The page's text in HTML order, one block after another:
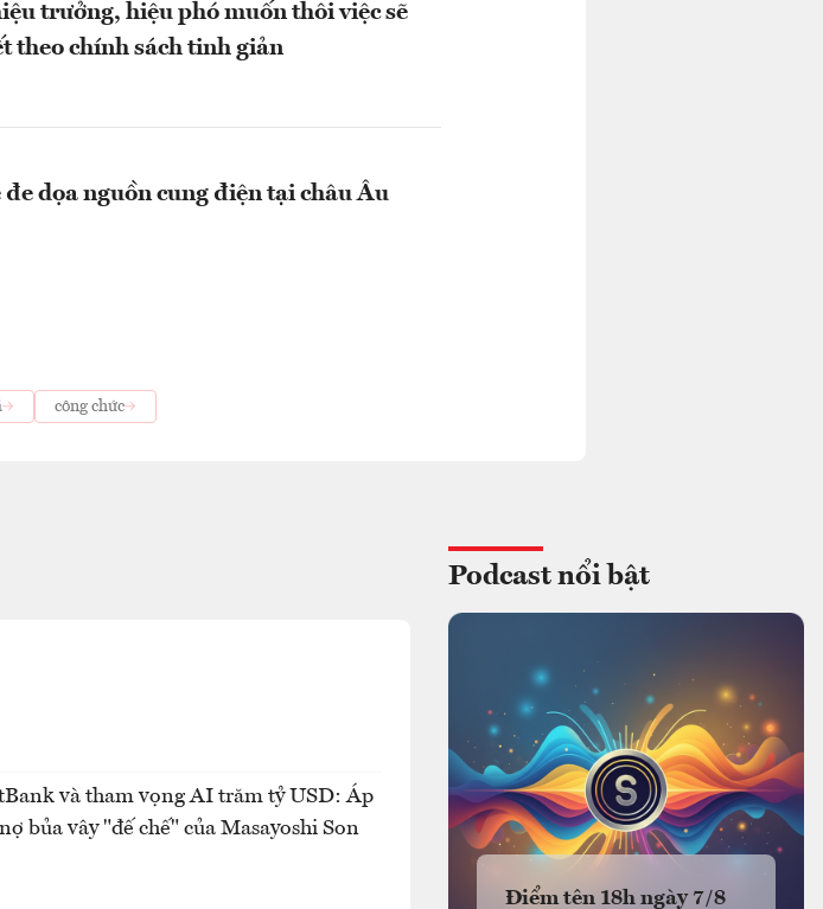
trưởng, hiệu phó muốn thôi việc sẽ
theo chính sách tinh giản
dọa nguồn cung điện tại châu Âu
công chức
và tham vọng AI trăm tỷ USD: Áp
bủa vây "đế chế" của Masayoshi Son
Podcast nổi bật
Điểm tên 18h ngày 7/8